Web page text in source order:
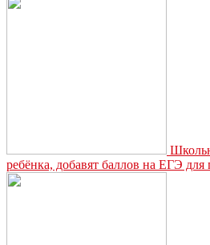
ребёнка, добавят баллов на ЕГЭ для